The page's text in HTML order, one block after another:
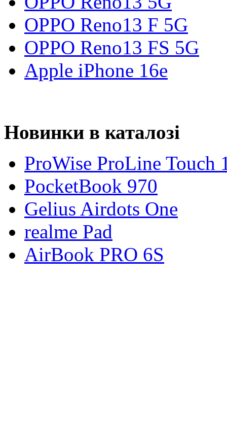
OPPO Reno13 F 5G
OPPO Reno13 FS 5G
Apple iPhone 16e
Новинки в каталозі
ProWise ProLine Touch
PocketBook 970
Gelius Airdots One
realme Pad
AirBook PRO 6S